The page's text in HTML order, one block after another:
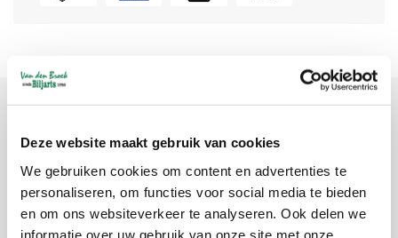
Deze website maakt gebruik van cookies
We gebruiken cookies om content en advertenties te
personaliseren, om functies voor social media te bieden
en om ons websiteverkeer te analyseren. Ook delen we
informatie over uw gebruik van onze site met onze
Productomschrijving
Merk:BUFFALO
Artikelcode: 5600.013.520GR